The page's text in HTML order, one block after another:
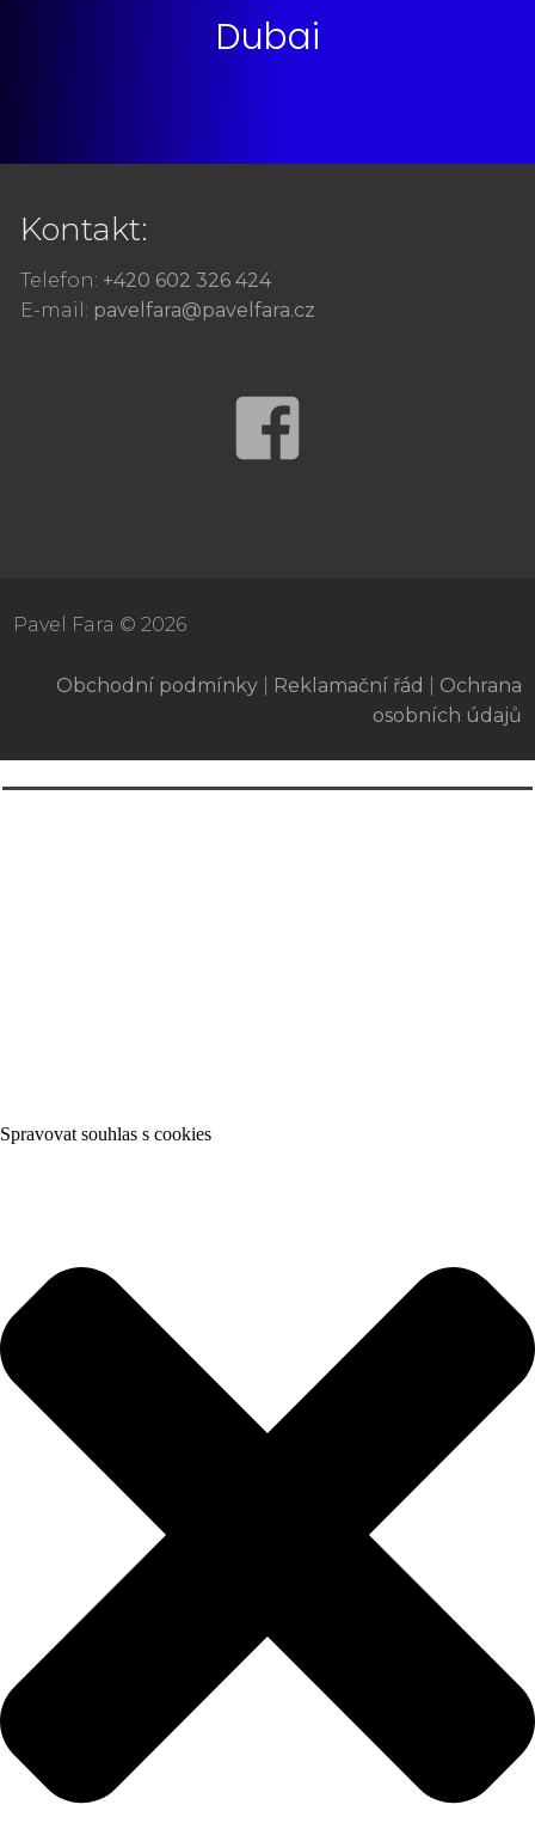
Dubai
Kontakt:
Telefon: +420 602 326 424
E-mail: pavelfara@pavelfara.cz
Pavel Fara © 2026
Obchodní podmínky Reklamační řád
Ochrana
osobních údajů
Spravovat souhlas s cookies